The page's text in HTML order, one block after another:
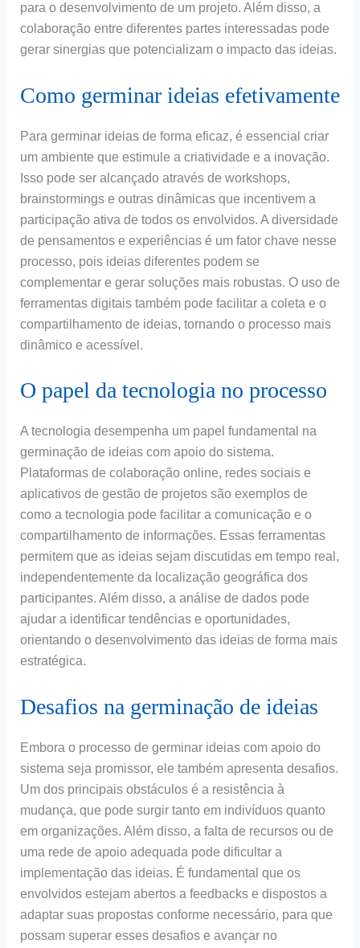
para o desenvolvimento de um projeto. Além disso, a
colaboração entre diferentes partes interessadas pode
gerar sinergias que potencializam o impacto das ideias.
Como germinar ideias efetivamente
Para germinar ideias de forma eficaz, é essencial criar
um ambiente que estimule a criatividade e a inovação.
Isso pode ser alcançado através de workshops,
brainstormings e outras dinâmicas que incentivem a
participação ativa de todos os envolvidos. A diversidade
de pensamentos e experiências é um fator chave nesse
processo, pois ideias diferentes podem se
complementar e gerar soluções mais robustas. O uso de
ferramentas digitais também pode facilitar a coleta e o
compartilhamento de ideias, tornando o processo mais
dinâmico e acessível.
O papel da tecnologia no processo
A tecnologia desempenha um papel fundamental na
germinação de ideias com apoio do sistema.
Plataformas de colaboração online, redes sociais e
aplicativos de gestão de projetos são exemplos de
como a tecnologia pode facilitar a comunicação e o
compartilhamento de informações. Essas ferramentas
permitem que as ideias sejam discutidas em tempo real,
independentemente da localização geográfica dos
participantes. Além disso, a análise de dados pode
ajudar a identificar tendências e oportunidades,
orientando o desenvolvimento das ideias de forma mais
estratégica.
Desafios na germinação de ideias
Embora o processo de germinar ideias com apoio do
sistema seja promissor, ele também apresenta desafios.
Um dos principais obstáculos é a resistência à
mudança, que pode surgir tanto em indivíduos quanto
em organizações. Além disso, a falta de recursos ou de
uma rede de apoio adequada pode dificultar a
implementação das ideias. É fundamental que os
envolvidos estejam abertos a feedbacks e dispostos a
adaptar suas propostas conforme necessário, para que
possam superar esses desafios e avançar no